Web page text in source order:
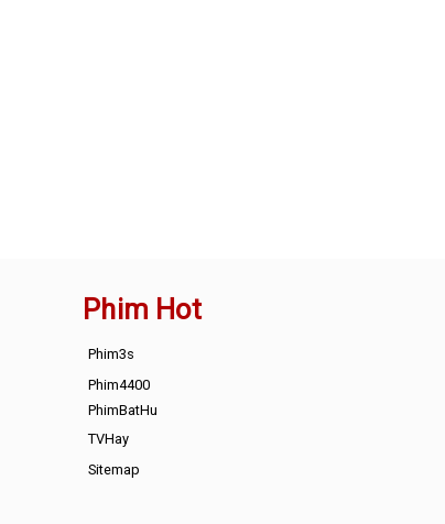
Phim Hot
Phim3s
Phim4400
PhimBatHu
TVHay
Sitemap